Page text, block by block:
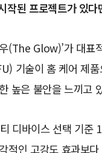
작된 프로젝트가 있
(The Glow)’가 대
기술이 홈 케어 제
높은 불안을 느끼고
디바이스 선택 기준
적인 고강도 효과보